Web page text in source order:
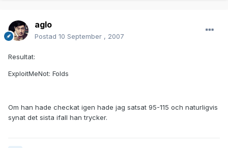
aglo
Postad 10 September , 2007
Resultat:
ExploitMeNot: Folds
Om han hade checkat igen hade jag satsat 95-115 och naturligvis
synat det sista ifall han trycker.